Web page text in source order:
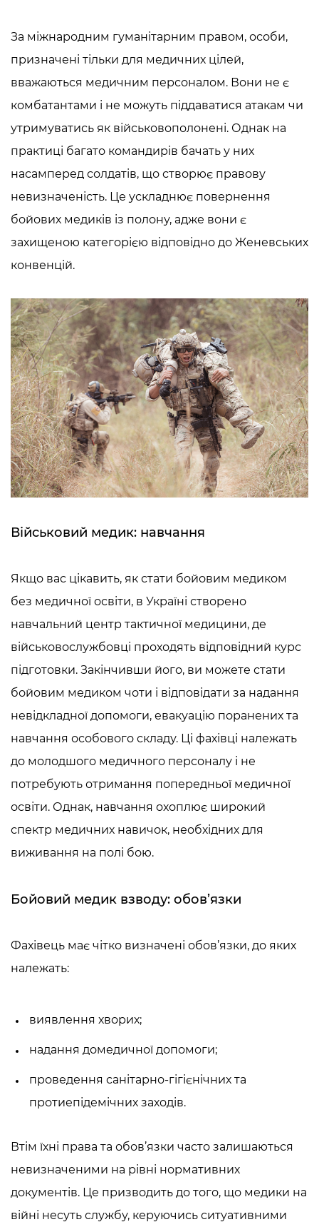
За міжнародним гуманітарним правом, особи,
призначені тільки для медичних цілей,
вважаються медичним персоналом. Вони не є
комбатантами і не можуть піддаватися атакам чи
утримуватись як військовополонені. Однак на
практиці багато командирів бачать у них
насамперед солдатів, що створює правову
невизначеність. Це ускладнює повернення
бойових медиків із полону, адже вони є
захищеною категорією відповідно до Женевських
конвенцій.
Військовий медик: навчання
Якщо вас цікавить, як стати бойовим медиком
без медичної освіти, в Україні створено
навчальний центр тактичної медицини, де
військовослужбовці проходять відповідний курс
підготовки. Закінчивши його, ви можете стати
бойовим медиком чоти і відповідати за надання
невідкладної допомоги, евакуацію поранених та
навчання особового складу. Ці фахівці належать
до молодшого медичного персоналу і не
потребують отримання попередньої медичної
освіти. Однак, навчання охоплює широкий
спектр медичних навичок, необхідних для
виживання на полі бою.
Бойовий медик взводу: обов’язки
Фахівець має чітко визначені обов’язки, до яких
належать:
виявлення хворих;
надання домедичної допомоги;
проведення санітарно-гігієнічних та
протиепідемічних заходів.
Втім їхні права та обов’язки часто залишаються
невизначеними на рівні нормативних
документів. Це призводить до того, що медики на
війні несуть службу, керуючись ситуативними